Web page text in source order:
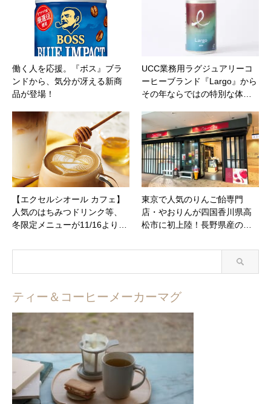
働く人を応援。『ボス』ブラ
ンドから、気分が冴える新商
品が登場！
UCC業務用ラグジュアリーコ
ーヒーブランド『Largo』から
その年ならではの特別な体…
【エクセルシオール カフェ】
人気のはちみつドリンク等、
冬限定メニューが11/16より…
東京で人気のりんご飴専門
店・やおりんが四国香川県高
松市に初上陸！長野県産の…
ティー＆コーヒーメーカーマグ